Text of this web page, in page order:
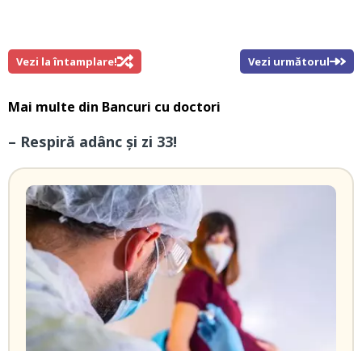
Vezi la întamplare! Vezi următorul
Mai multe din Bancuri cu doctori
– Respiră adânc și zi 33!